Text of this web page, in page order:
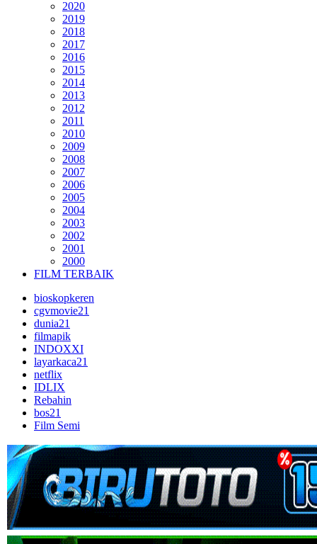
2020
2019
2018
2017
2016
2015
2014
2013
2012
2011
2010
2009
2008
2007
2006
2005
2004
2003
2002
2001
2000
FILM TERBAIK
bioskopkeren
cgvmovie21
dunia21
filmapik
INDOXXI
layarkaca21
netflix
IDLIX
Rebahin
bos21
Film Semi